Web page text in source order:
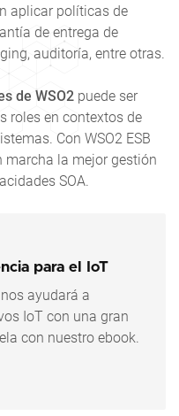
aplicar políticas de
de entrega de
auditoría, entre otras.
de WSO2 puede ser
roles en contextos de
Con WSO2 ESB
marcha la mejor gestión
SOA.
para el IoT
ayudará a
IoT con una gran
con nuestro ebook.